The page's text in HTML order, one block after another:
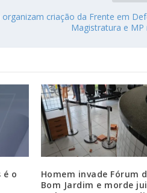
criação da Frente em
Magistratura e MP
é o
Homem invade Fórum
Bom Jardim e morde